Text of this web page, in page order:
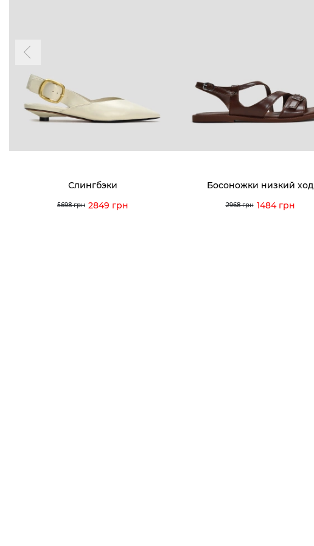
Слингбэки
5698 грн 2849 грн
Босоножки низкий ход
2968 грн 1484 грн
акциях и событиях
0 (973) 89-43-98
Viber